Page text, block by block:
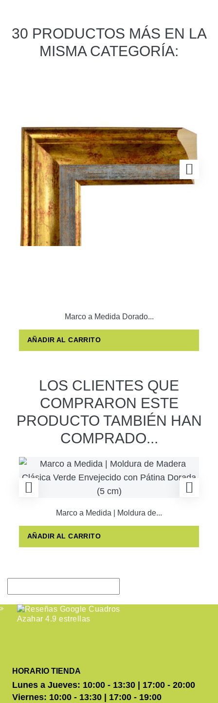
30 PRODUCTOS MÁS EN LA
MISMA CATEGORÍA:
Marco a Medida Dorado...
AÑADIR AL CARRITO
LOS CLIENTES QUE
COMPRARON ESTE
PRODUCTO TAMBIÉN HAN
COMPRADO...
Marco a Medida | Moldura de...
AÑADIR AL CARRITO
HORARIO TIENDA
Lunes a Jueves: 10:00 - 13:30 | 17:00 - 20:00
Viernes: 10:00 - 13:30 | 17:00 - 19:00